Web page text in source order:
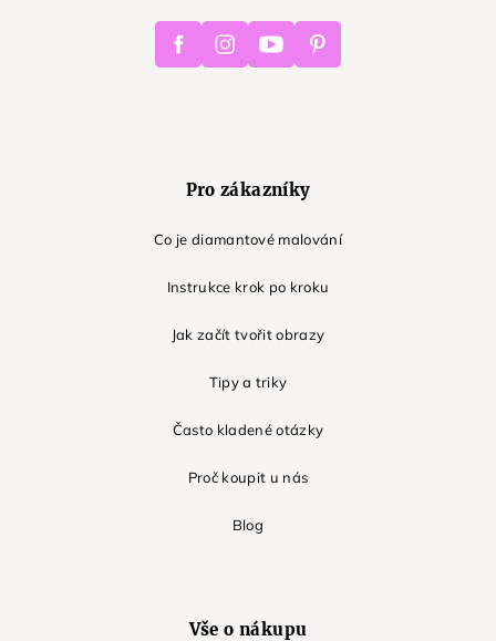
FacebookInstagramYoutube Pinterest
Pro zákazníky
Co je diamantové malování
Instrukce krok po kroku
Jak začít tvořit obrazy
Tipy a triky
Často kladené otázky
Proč koupit u nás
Blog
Vše o nákupu